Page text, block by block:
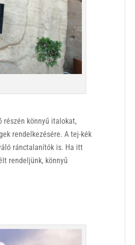
részén könnyű italokat,
rendelkezésére. A tej-kék
ránctalanítók is. Ha itt
rendeljünk, könnyű